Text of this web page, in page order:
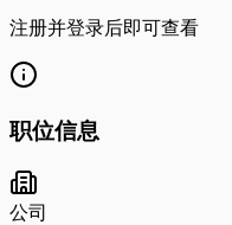
注册并登录后即可查看
职位信息
公司